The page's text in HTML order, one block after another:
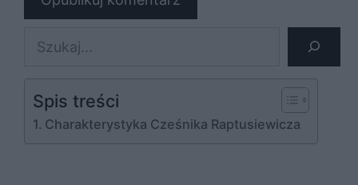
Szukaj
Spis treści
Charakterystyka Cześnika Raptusiewicza